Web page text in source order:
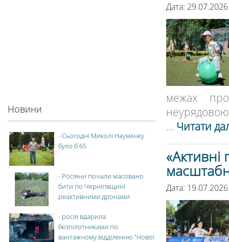
Дата:
межах
неурядовою
... Читати
«Активні
Дата:
Новини
-Сьогодні Миколі Науменку
було б 65
- Росіяни почали масовано
бити по Чернігівщині
реактивними дронами
- росія вдарила
безпілотниками по
вантажному відділенню "Нової